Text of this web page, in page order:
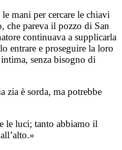
mani per cercare le chiavi
che pareva il pozzo di San
continuava a supplicarla
entrare e proseguire la loro
senza bisogno di
è sorda, ma potrebbe
le luci; tanto abbiamo il